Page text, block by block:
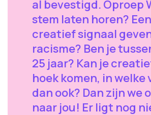
al bevestigd. Oproep
stem laten horen? Een
creatief signaal
racisme? Ben je
25 jaar? Kan je
hoek komen, in welke
dan ook? Dan zijn we
naar jou! Er ligt nog